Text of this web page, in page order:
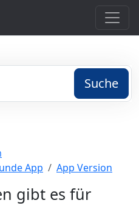
Suche
App
App Version
gibt es für